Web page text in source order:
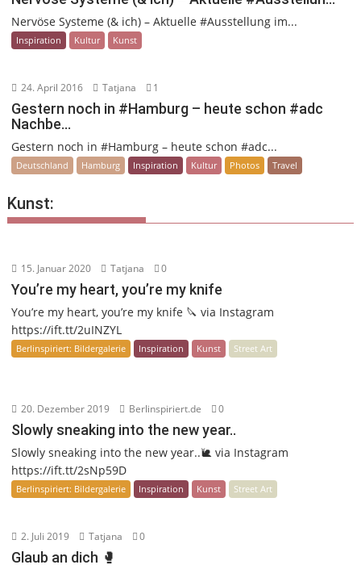
Nervöse Systeme (& ich) – Aktuelle #Ausstellung im...
Inspiration Kultur Kunst
24. April 2016 Tatjana 1
Gestern noch in #Hamburg – heute schon #adc
Nachbe…
Gestern noch in #Hamburg – heute schon #adc...
Deutschland Hamburg Inspiration Kultur Photos Travel
Kunst:
15. Januar 2020 Tatjana 0
You’re my heart, you’re my knife
You’re my heart, you’re my knife 🔪 via Instagram
https://ift.tt/2uINZYL
Berlinspiriert: Bildergalerie Inspiration Kunst Street Art
20. Dezember 2019 Berlinspiriert.de 0
Slowly sneaking into the new year..
Slowly sneaking into the new year..🐌 via Instagram
https://ift.tt/2sNp59D
Berlinspiriert: Bildergalerie Inspiration Kunst Street Art
2. Juli 2019 Tatjana 0
Glaub an dich 🥊